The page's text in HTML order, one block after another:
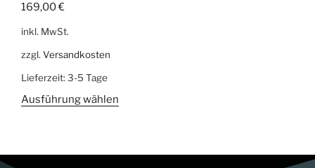
169,00€
inkl. MwSt.
zzgl. Versandkosten
Lieferzeit: 3-5 Tage
Ausführung wählen